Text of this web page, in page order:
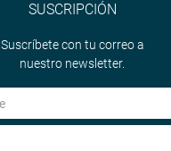
SUSCRIPCIÓN
Suscríbete con tu correo a
nuestro newsletter.